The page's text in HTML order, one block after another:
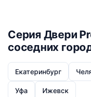
Серия Двери
соседних
Екатеринбург
Уфа Ижевск